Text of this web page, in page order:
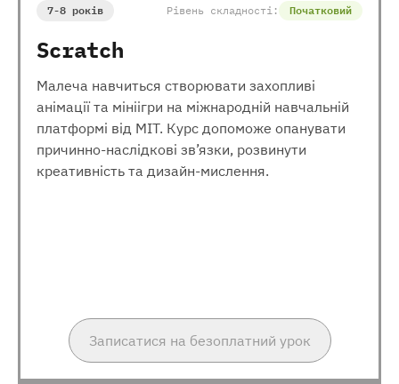
7-8 років Рівень складності: Початковий
Scratch
Малеча навчиться створювати захопливі
анімації та мініігри на міжнародній навчальній
платформі від МІТ. Курс допоможе опанувати
причинно-наслідкові зв’язки, розвинути
креативність та дизайн-мислення.
Записатися на безоплатний урок